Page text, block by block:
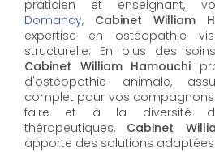
praticien et enseignant,
Domancy, Cabinet William
expertise en ostéopathie
structurelle. En plus des
Cabinet William Hamouchi
d'ostéopathie animale,
complet pour vos
faire et à la diversité
thérapeutiques, Cabinet
apporte des solutions